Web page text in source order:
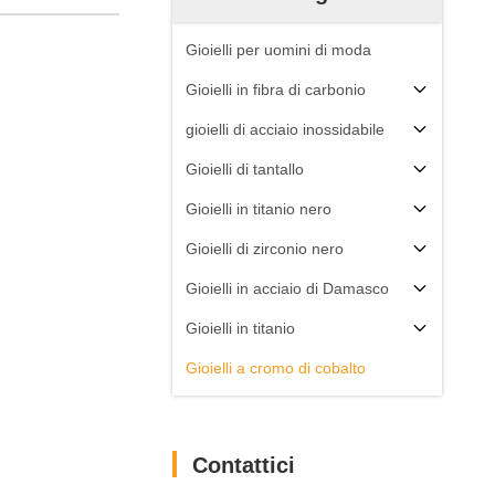
Gioielli per uomini di moda
Gioielli in fibra di carbonio
gioielli di acciaio inossidabile
Gioielli di tantallo
Gioielli in titanio nero
Gioielli di zirconio nero
Gioielli in acciaio di Damasco
Gioielli in titanio
Gioielli a cromo di cobalto
Contattici